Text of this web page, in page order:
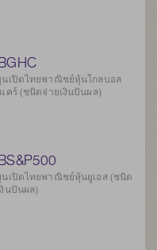
นเปิดไทยพาณิชย์หุ้นโกลบอล
แคร์ (ชนิดจ่ายเงินปันผล)
นเปิดไทยพาณิชย์หุ้นยูเอส (ชนิด
งินปันผล)